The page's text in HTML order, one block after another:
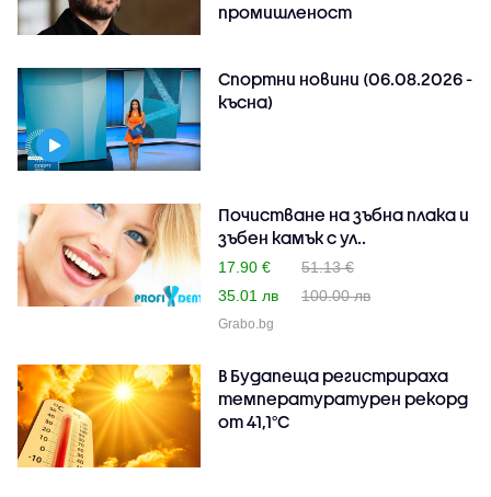
промишленост
Спортни новини (06.08.2026 -
късна)
Почистване на зъбна плака и
зъбен камък с ул..
17.90 €
51.13 €
35.01 лв
100.00 лв
Grabo.bg
В Будапеща регистрираха
температуратурен рекорд
от 41,1°C